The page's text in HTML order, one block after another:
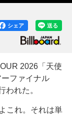
送る
シェア
2026「天使
ファイナル
われた。
これ。それは単